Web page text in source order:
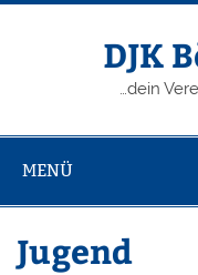
Zum
DJK
…dein
MENÜ
Jugend